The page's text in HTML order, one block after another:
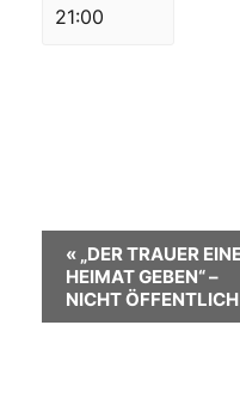
21:00
« „DER TRAUER
HEIMAT GEBEN“ –
NICHT ÖFFENTLICH